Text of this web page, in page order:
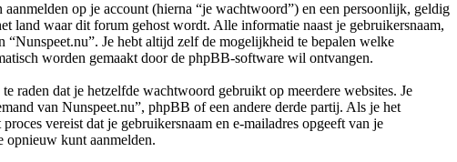
op je account (hierna “je wachtwoord”) en een persoonlijk, geldig
land waar dit forum gehost wordt. Alle informatie naast je gebruikersnaam,
Je hebt altijd zelf de mogelijkheid te bepalen welke
worden gemaakt door de phpBB-software wil ontvangen.
raden dat je hetzelfde wachtwoord gebruikt op meerdere websites. Je
van Nunspeet.nu”, phpBB of een andere derde partij. Als je het
vereist dat je gebruikersnaam en e-mailadres opgeeft van je
opnieuw kunt aanmelden.